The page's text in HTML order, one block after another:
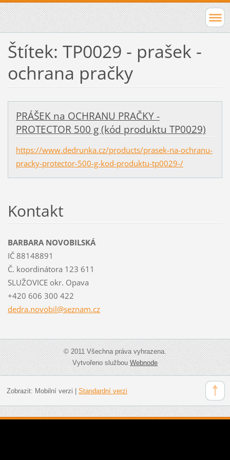
Štítek: TP0029 - prašek -
ochrana pračky
PRÁŠEK na OCHRANU PRAČKY -
PROTECTOR 500 g (kód produktu TP0029)
https://www.dedrunka.cz/products/prasek-na-ochranu-
pracky-protector-500-g-kod-produktu-tp0029-/
Kontakt
BARBARA NOVOBILSKÁ
IČ 88148891
Č. koordinátora 123 611
SLUŽOVICE okr. Opava
+420 606 300 422
dedra.novobil@seznam.cz
© 2011 Všechna práva vyhrazena.
Vytvořeno službouWebnode
Zobrazit: Mobilní verzi Standardní verzi